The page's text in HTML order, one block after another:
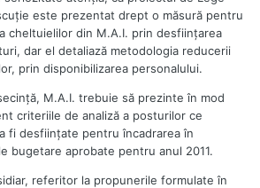
este prezentat drept o măsură pentru
cheltuielilor din M.A.I. prin desfiinţarea
dar el detaliază metodologia reducerii
prin disponibilizarea personalului.
M.A.I. trebuie să prezinte în mod
criteriile de analiză a posturilor ce
fi desfiinţate pentru încadrarea în
bugetare aprobate pentru anul 2011.
referitor la propunerile formulate în